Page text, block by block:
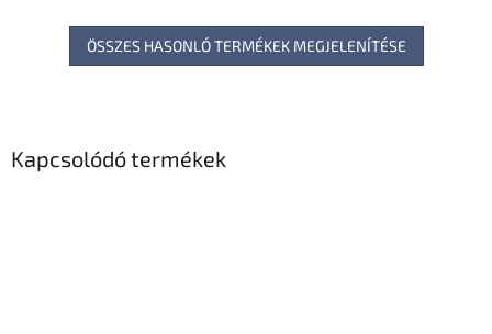
Kapcsolódó termékek
ÖSSZES HASONLÓ TERMÉKEK MEGJELENÍTÉSE